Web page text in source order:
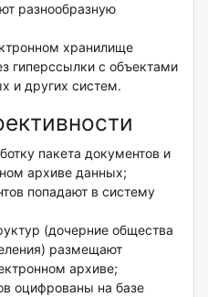
разнообразную
хранилище
гиперссылки с объектами
и других систем.
пакета документов и
архиве данных;
попадают в систему
(дочерние общества
размещают
архиве;
оцифрованы на базе